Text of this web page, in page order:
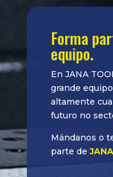
Forma
equipo.
En JANA
grande
altamente
futuro no
Mándanos o
parte de